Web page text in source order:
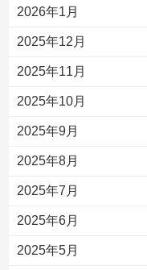
2026年1月
2025年12月
2025年11月
2025年10月
2025年9月
2025年8月
2025年7月
2025年6月
2025年5月